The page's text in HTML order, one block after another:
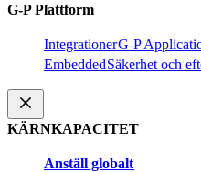
G-P Plattform​​
Integrationer​​G-P
Embedded​​Säkerhet och
KÄRNKAPACITET​​
Anställ globalt​​